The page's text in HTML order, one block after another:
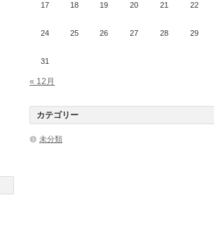
17 18 19 20 21 22
24 25 26 27 28 29
31
« 12月
カテゴリー
未分類